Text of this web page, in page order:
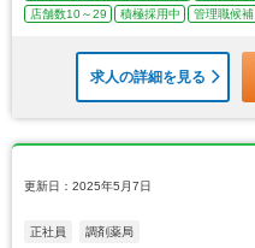
店舗数10～29
積極採用中 管理職候補
求人の詳細を見る
更新日：2025年5月7日
正社員 調剤薬局